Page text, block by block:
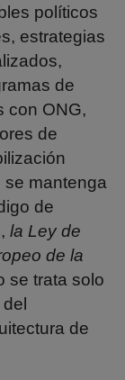
políticos
estrategias
de
con ONG,
de
se mantenga
de
la Ley de
de la
se trata solo
de